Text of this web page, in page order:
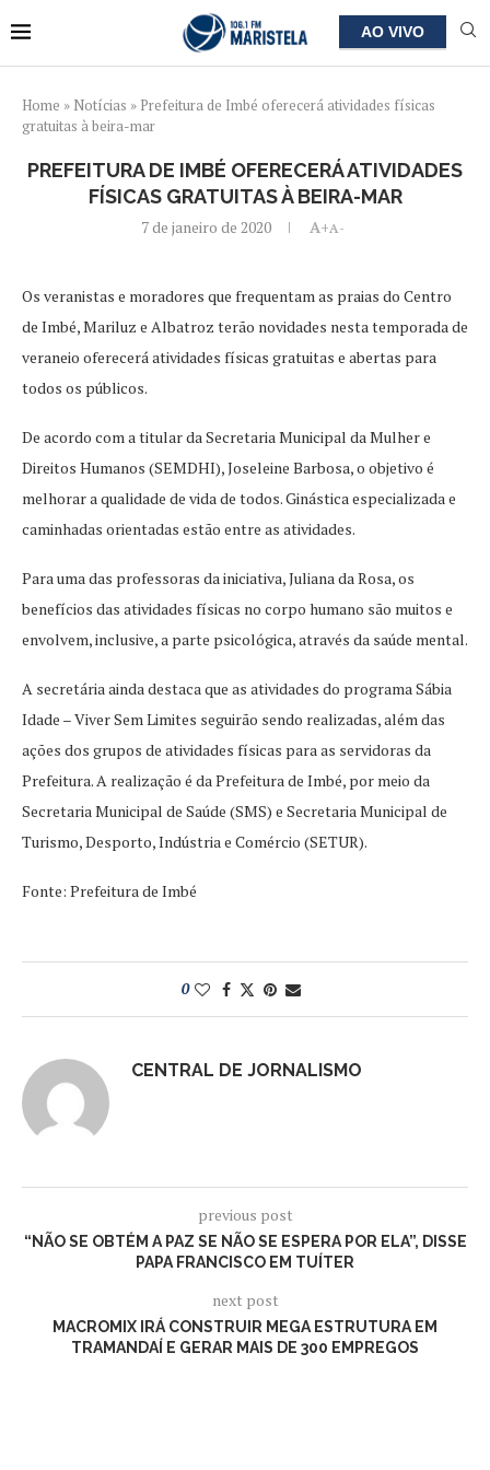
AO VIVO
Home » Notícias » Prefeitura de Imbé oferecerá atividades físicas
gratuitas à beira-mar
PREFEITURA DE IMBÉ OFERECERÁ ATIVIDADES
FÍSICAS GRATUITAS À BEIRA-MAR
7 de janeiro de 2020 A+A-
Os veranistas e moradores que frequentam as praias do Centro
de Imbé, Mariluz e Albatroz terão novidades nesta temporada de
veraneio oferecerá atividades físicas gratuitas e abertas para
todos os públicos.
De acordo com a titular da Secretaria Municipal da Mulher e
Direitos Humanos (SEMDHI), Joseleine Barbosa, o objetivo é
melhorar a qualidade de vida de todos. Ginástica especializada e
caminhadas orientadas estão entre as atividades.
Para uma das professoras da iniciativa, Juliana da Rosa, os
benefícios das atividades físicas no corpo humano são muitos e
envolvem, inclusive, a parte psicológica, através da saúde mental.
A secretária ainda destaca que as atividades do programa Sábia
Idade – Viver Sem Limites seguirão sendo realizadas, além das
ações dos grupos de atividades físicas para as servidoras da
Prefeitura. A realização é da Prefeitura de Imbé, por meio da
Secretaria Municipal de Saúde (SMS) e Secretaria Municipal de
Turismo, Desporto, Indústria e Comércio (SETUR).
Fonte: Prefeitura de Imbé
0
CENTRAL DE JORNALISMO
previous post
“NÃO SE OBTÉM A PAZ SE NÃO SE ESPERA POR ELA”, DISSE
PAPA FRANCISCO EM TUÍTER
next post
MACROMIX IRÁ CONSTRUIR MEGA ESTRUTURA EM
TRAMANDAÍ E GERAR MAIS DE 300 EMPREGOS